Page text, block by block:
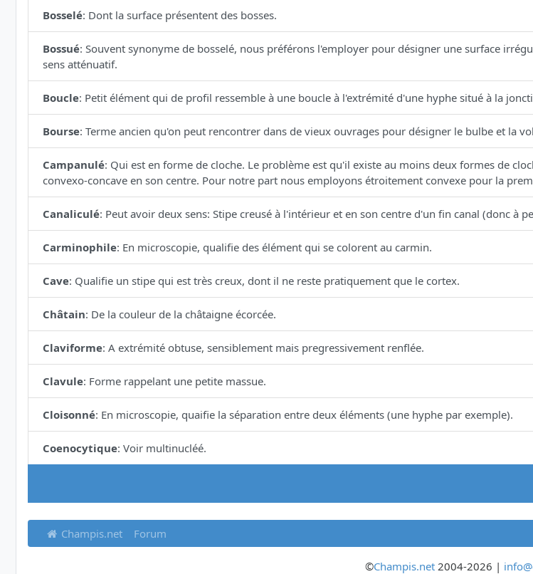
Bosselé: Dont la surface présentent des bosses.
Bossué: Souvent synonyme de bosselé, nous préférons l'employer pour désigner une surface
sens atténuatif.
Boucle: Petit élément qui de profil ressemble à une boucle à l'extrémité d'une hyphe situé à la
Bourse: Terme ancien qu'on peut rencontrer dans de vieux ouvrages pour désigner le bulbe et la
Campanulé: Qui est en forme de cloche. Le problème est qu'il existe au moins deux formes de
convexo-concave en son centre. Pour notre part nous employons étroitement convexe pour la
Canaliculé: Peut avoir deux sens: Stipe creusé à l'intérieur et en son centre d'un fin canal (donc à
Carminophile: En microscopie, qualifie des élément qui se colorent au carmin.
Cave: Qualifie un stipe qui est très creux, dont il ne reste pratiquement que le cortex.
Châtain: De la couleur de la châtaigne écorcée.
Claviforme: A extrémité obtuse, sensiblement mais pregressivement renflée.
Clavule: Forme rappelant une petite massue.
Cloisonné: En microscopie, quaifie la séparation entre deux éléments (une hyphe par exemple).
Coenocytique: Voir multinucléé.
Champis.net Forum
©Champis.net2004-2026 |